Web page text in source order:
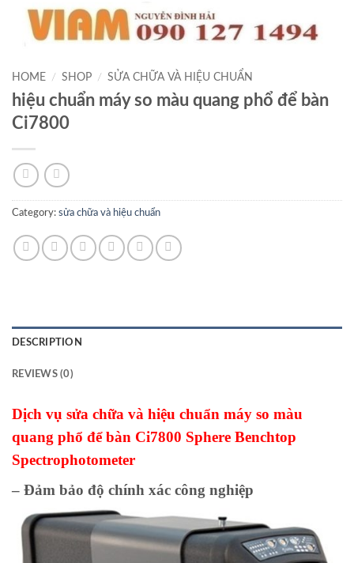
HOME / SHOP / SỬA CHỮA VÀ HIỆU CHUẨN
hiệu chuẩn máy so màu quang phổ để bàn
Ci7800
Category: sửa chữa và hiệu chuẩn
DESCRIPTION
REVIEWS (0)
Dịch vụ sửa chữa và hiệu chuẩn máy so màu
quang phổ để bàn Ci7800 Sphere Benchtop
Spectrophotometer
– Đảm bảo độ chính xác công nghiệp